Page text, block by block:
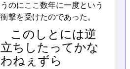
うのにここ数年に一度という
衝撃を受けたのであった。
このしとには逆
立ちしたってかな
わねぇずら